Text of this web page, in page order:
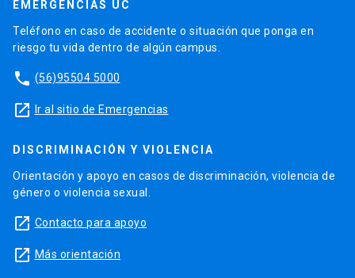
EMERGENCIAS UC
Teléfono en caso de accidente o situación que ponga en
riesgo tu vida dentro de algún campus.
phone (56)95504 5000
launch Ir al sitio de Emergencias
DISCRIMINACIÓN Y VIOLENCIA
Orientación y apoyo en casos de discriminación, violencia de
género o violencia sexual.
launch Contacto para apoyo
launch Más orientación